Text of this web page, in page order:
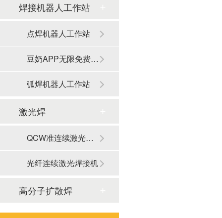
焊接机器人工作站
点焊机器人工作站
豆奶APP无限免费观看器人工作站
弧焊机器人工作站
激光焊
QCW准连续激光焊接机
光纤连续激光焊接机
高分子扩散焊
中频逆变直流点焊机焊接镀锌板的优势有哪些
中频点焊机为啥运用这么广泛？
如何选择合适自己的点焊机厂家?